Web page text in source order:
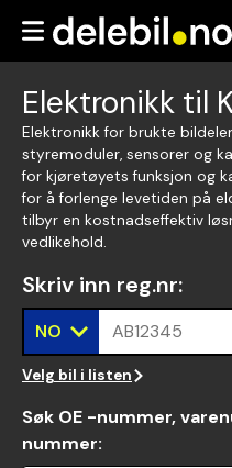
Elektronikk til
Elektronikk for brukte
styremoduler, sensorer og
for kjøretøyets funksjon og
for å forlenge levetiden på
tilbyr en kostnadseffektiv
vedlikehold.
Skriv inn reg.nr:
NO AB12345
Velg bil i listen
Søk OE -nummer,
nummer: